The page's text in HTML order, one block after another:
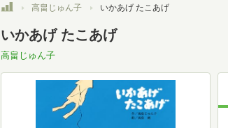
トップ高畠じゅん子 いかあげ たこあげ
いかあげ たこあげ
高畠じゅん子